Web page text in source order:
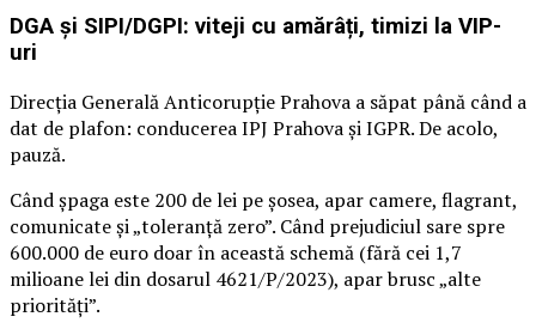
DGA și SIPI/DGPI: viteji cu amărâți, timizi la VIP-
uri
Direcția Generală Anticorupție Prahova a săpat până când a
dat de plafon: conducerea IPJ Prahova și IGPR. De acolo,
pauză.
Când șpaga este 200 de lei pe șosea, apar camere, flagrant,
comunicate și „toleranță zero”. Când prejudiciul sare spre
600.000 de euro doar în această schemă (fără cei 1,7
milioane lei din dosarul 4621/P/2023), apar brusc „alte
priorități”.